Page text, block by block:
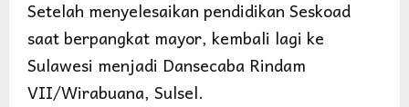
Setelah menyelesaikan pendidikan Seskoad
saat berpangkat mayor, kembali lagi ke
Sulawesi menjadi Dansecaba Rindam
VII/Wirabuana, Sulsel.